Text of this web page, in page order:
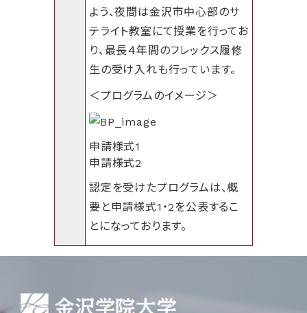
よう、夜間は金沢市中心部のサ
テライト教室にて授業を行ってお
り、最長４年間のフレックス履修
生の受け入れも行っています。
＜プログラムのイメージ＞
申請様式1
申請様式2
認定を受けたプログラムは、概
要と申請様式1・2を公表するこ
とになっております。